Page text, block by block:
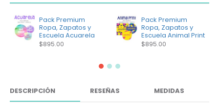
Pack Premium
Ropa, Zapatos y
Escuela Acuarela
$895.00
Pack Premium
Ropa, Zapatos y
Escuela Animal Print
$895.00
DESCRIPCIÓN RESEÑAS MEDIDAS